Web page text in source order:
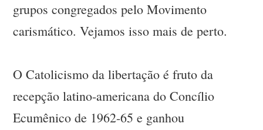
grupos congregados pelo Movimento
carismático. Vejamos isso mais de perto.
O Catolicismo da libertação é fruto da
recepção latino-americana do Concílio
Ecumênico de 1962-65 e ganhou